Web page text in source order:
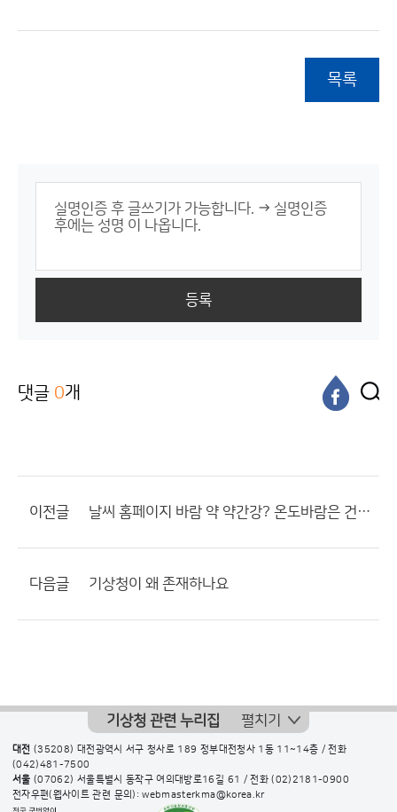
목록
등록
댓글 0개
이전글 날씨 홈페이지 바람 약 약간강? 온도바람은 건설, 제조업, 배달업에 돈과관련된문제
다음글 기상청이 왜 존재하나요
기상청 관련 누리집 펼치기
대전 (35208) 대전광역시 서구 청사로 189 정부대전청사 1동 11~14층 / 전화
(042)481-7500
서울 (07062) 서울특별시 동작구 여의대방로16길 61 / 전화(02)2181-0900
전자우편(웹사이트 관련 문의): webmasterkma@korea.kr